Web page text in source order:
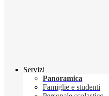
Servizi
Panoramica
Famiglie e studenti